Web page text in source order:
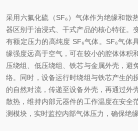
采用六氟化硫（SF₆）气体作为绝缘和散
器区别于油浸式、干式产品的核心特征。
有额定压力的高纯度 SF₆气体。SF₆气体
缘强度远高于空气，可在较小的腔体体积
压绕组、低压绕组、铁芯与金属外壳，避
络。同时，设备运行时绕组与铁芯产生的
的自然对流，传递至设备外壳，再通过外
散热，维持内部元器件的工作温度在安全
测模块，实时监控内部气体压力，确保绝